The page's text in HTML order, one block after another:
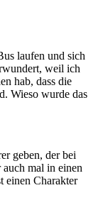
laufen und sich
weil ich
hab, dass die
Wieso wurde das
geben, der bei
mal in einen
einen Charakter